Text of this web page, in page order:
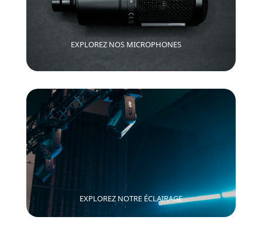
EXPLOREZ NOS MICROPHONES
EXPLOREZ NOTRE ÉCLAIRAGE